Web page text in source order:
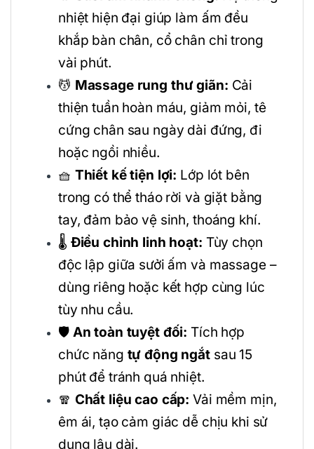
nhiệt hiện đại giúp làm ấm đều
khắp bàn chân, cổ chân chỉ trong
vài phút.
💆 Massage rung thư giãn: Cải
thiện tuần hoàn máu, giảm mỏi, tê
cứng chân sau ngày dài đứng, đi
hoặc ngồi nhiều.
🧺 Thiết kế tiện lợi: Lớp lót bên
trong có thể tháo rời và giặt bằng
tay, đảm bảo vệ sinh, thoáng khí.
🌡️ Điều chỉnh linh hoạt: Tùy chọn
độc lập giữa sưởi ấm và massage –
dùng riêng hoặc kết hợp cùng lúc
tùy nhu cầu.
🛡️ An toàn tuyệt đối: Tích hợp
chức năng tự động ngắtsau 15
phút để tránh quá nhiệt.
🧣 Chất liệu cao cấp: Vải mềm mịn,
êm ái, tạo cảm giác dễ chịu khi sử
dụng lâu dài.